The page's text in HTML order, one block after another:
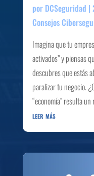
por DCSeguridad |
Consejos
Imagina que tu
activados” y piensas
descubres que estás
paralizar tu negocio.
“economía” resulta
leer más